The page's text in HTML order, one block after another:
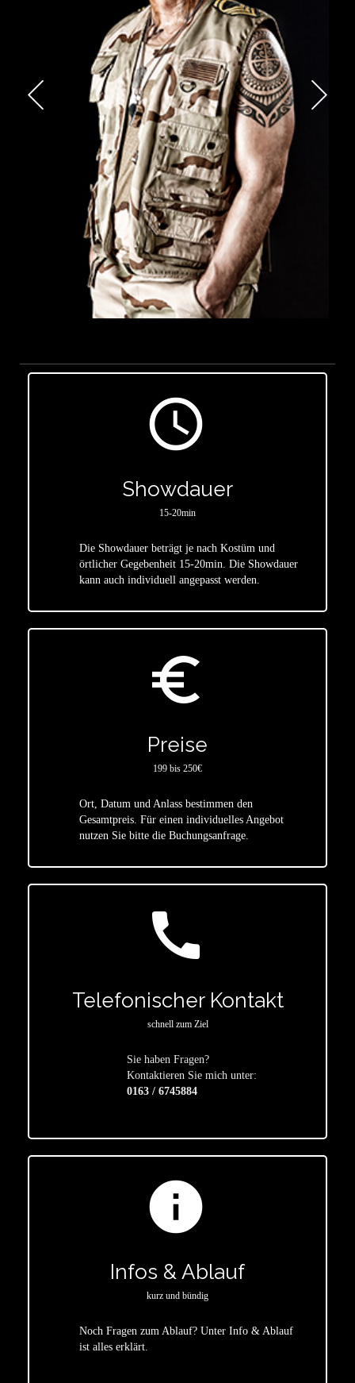
access_time
Showdauer
15-20min
Die Showdauer beträgt je nach Kostüm und
örtlicher Gegebenheit 15-20min. Die Showdauer
kann auch individuell angepasst werden.
euro_symbol
Preise
199 bis 250€
Ort, Datum und Anlass bestimmen den
Gesamtpreis. Für einen individuelles Angebot
nutzen Sie bitte die Buchungsanfrage.
call
Telefonischer Kontakt
schnell zum Ziel
Sie haben Fragen?
Kontaktieren Sie mich unter:
0163 / 6745884
info
Infos & Ablauf
kurz und bündig
Noch Fragen zum Ablauf? Unter Info & Ablauf
ist alles erklärt.